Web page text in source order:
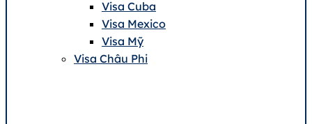
Visa Cuba
Visa Mexico
Visa Mỹ
Visa Châu Phi